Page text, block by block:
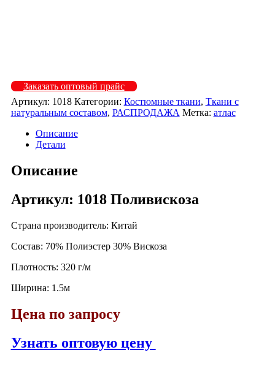
Заказать оптовый прайс
Артикул: 1018 Категории: Костюмные ткани, Ткани с
натуральным составом, РАСПРОДАЖА Метка: атлас
Описание
Детали
Описание
Артикул: 1018 Поливискоза
Страна производитель: Китай
Состав: 70% Полиэстер 30% Вискоза
Плотность: 320 г/м
Ширина: 1.5м
Цена по запросу
Узнать оптовую цену